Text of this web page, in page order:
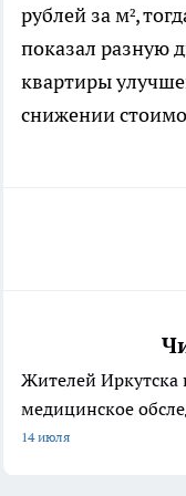
рублей за м²,
показал разную
квартиры
снижении
Жителей Иркутска
медицинское
14 июля